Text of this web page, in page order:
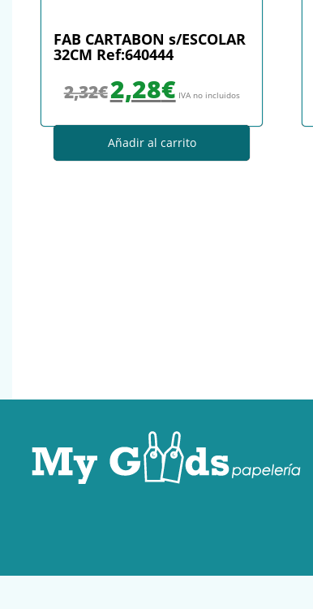
FAB CARTABON s/ESCOLAR
32CM Ref:640444
2,32€2,28€ IVA no incluidos
Añadir al carrito